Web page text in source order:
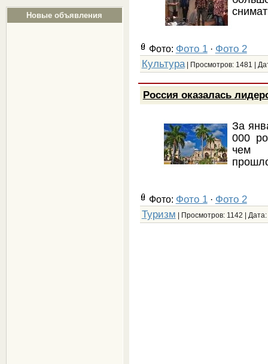
Новые объявления
Фото: Фото 1· Фото 2
Культура| Просмотров: 1481 |
Россия оказалась
За
000
чем
Фото: Фото 1· Фото 2
Туризм | Просмотров: 1142 | Дата: